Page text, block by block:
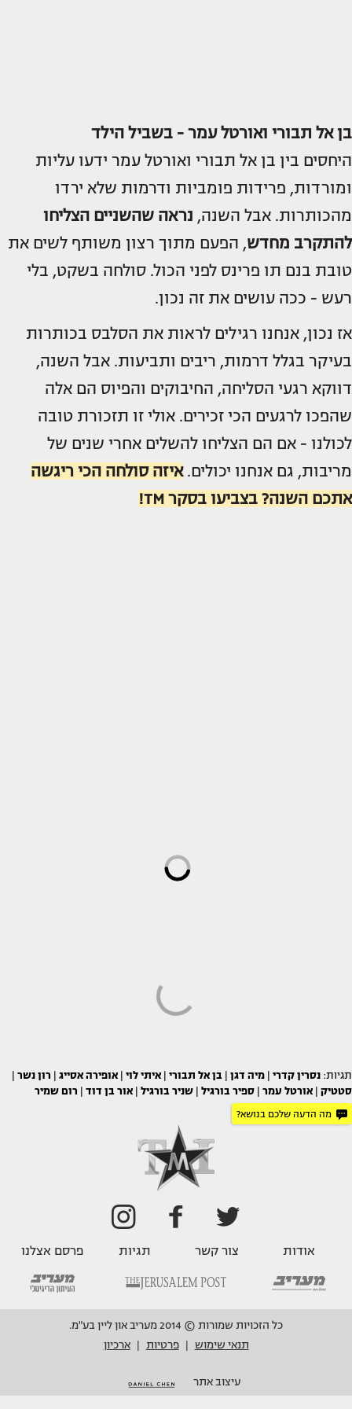
בן אל תבורי ואורטל עמר - בשביל הילד
היחסים בין בן אל תבורי ואורטל עמר ידעו עליות
ומורדות, פרידות פומביות ודרמות שלא ירדו
מהכותרות. אבל השנה, נראה שהשניים הצליחו
להתקרב מחדש, הפעם מתוך רצון משותף לשים את
טובת בנם תו פרינס לפני הכול. סולחה בשקט, בלי
רעש - ככה עושים את זה נכון.
אז נכון, אנחנו רגילים לראות את הסלבס בכותרות
בעיקר בגלל דרמות, ריבים ותביעות. אבל השנה,
דווקא רגעי הסליחה, החיבוקים והפיוס הם אלה
שהפכו לרגעים הכי זכירים. אולי זו תזכורת טובה
לכולנו - אם הם הצליחו להשלים אחרי שנים של
מריבות, גם אנחנו יכולים.איזה סולחה הכי ריגשה
אתכם השנה? בצביעו בסקר TM!
תגיות: נסרין קדרי מיה דגן בן אל תבורי איתי לוי אופירה אסייג רון נשר
סטטיק
אורטל עמר ספיר בורגיל שניר בורגיל אור בן דוד רום שמיר
מה הדעה שלכם בנושא?
אודות צור קשר תגיות פרסם אצלנו
כל הזכויות שמורות © 2014 מעריב און ליין בע"מ.
תנאי שימוש
פרטיות ארכיון
עיצוב אתר